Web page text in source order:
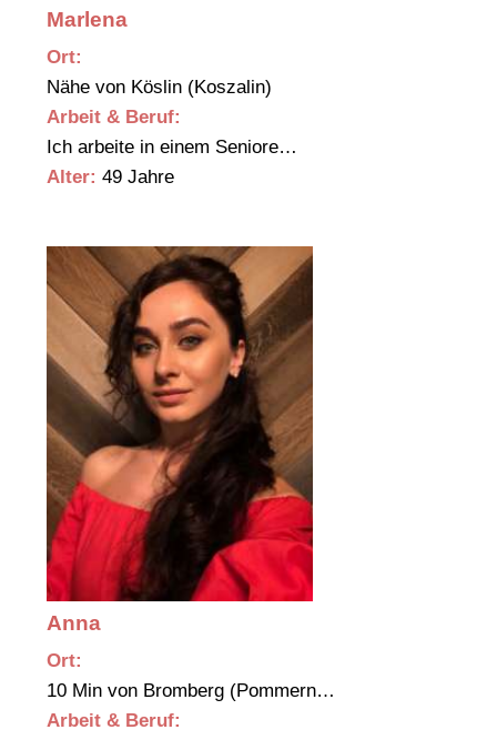
Marlena
Ort:
Nähe von Köslin (Koszalin)
Arbeit & Beruf:
Ich arbeite in einem Seniore…
Alter: 49 Jahre
Anna
Ort:
10 Min von Bromberg (Pommern…
Arbeit & Beruf: